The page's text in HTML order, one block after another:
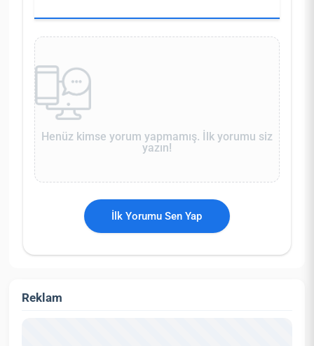
Henüz kimse yorum yapmamış. İlk yorumu siz
yazın!
İlk Yorumu Sen Yap
Reklam